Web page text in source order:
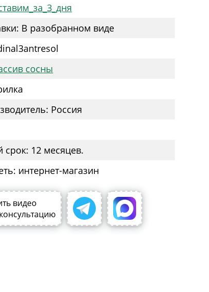
В разобранном виде
сосны
Россия
срок: 12 месяцев.
интернет-магазин
видео